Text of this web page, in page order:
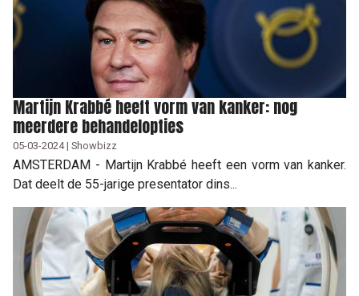
Martijn Krabbé heeft vorm van kanker: nog
meerdere behandelopties
05-03-2024 | Showbizz
AMSTERDAM - Martijn Krabbé heeft een vorm van kanker.
Dat deelt de 55-jarige presentator dins...